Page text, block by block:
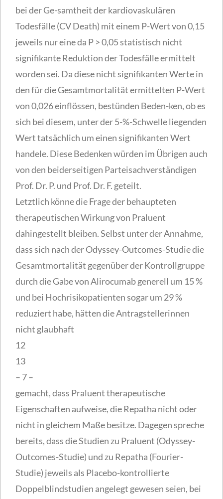
bei der Ge-samtheit der kardiovaskulären
Todesfälle (CV Death) mit einem P-Wert von 0,15
jeweils nur eine da P > 0,05 statistisch nicht
signifikante Reduktion der Todesfälle ermittelt
worden sei. Da diese nicht signifikanten Werte in
den für die Gesamtmortalität ermittelten P-Wert
von 0,026 einflössen, bestünden Beden-ken, ob es
sich bei diesem, unter der 5-%-Schwelle liegenden
Wert tatsächlich um einen signifikanten Wert
handele. Diese Bedenken würden im Übrigen auch
von den beiderseitigen Parteisachverständigen
Prof. Dr. P. und Prof. Dr. F. geteilt.
Letztlich könne die Frage der behaupteten
therapeutischen Wirkung von Praluent
dahingestellt bleiben. Selbst unter der Annahme,
dass sich nach der Odyssey-Outcomes-Studie die
Gesamtmortalität gegenüber der Kontrollgruppe
durch die Gabe von Alirocumab generell um 15 %
und bei Hochrisikopatienten sogar um 29 %
reduziert habe, hätten die Antragstellerinnen
nicht glaubhaft
12
13
– 7 –
gemacht, dass Praluent therapeutische
Eigenschaften aufweise, die Repatha nicht oder
nicht in gleichem Maße besitze. Dagegen spreche
bereits, dass die Studien zu Praluent (Odyssey-
Outcomes-Studie) und zu Repatha (Fourier-
Studie) jeweils als Placebo-kontrollierte
Doppelblindstudien angelegt gewesen seien, bei